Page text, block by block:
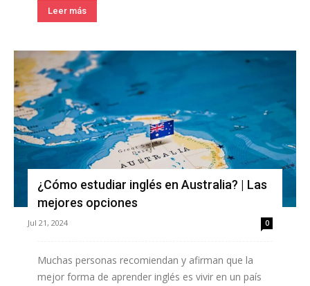
Leer más
¿Cómo estudiar inglés en Australia? | Las
mejores opciones
Jul 21, 2024 0
Muchas personas recomiendan y afirman que la
mejor forma de aprender inglés es vivir en un país